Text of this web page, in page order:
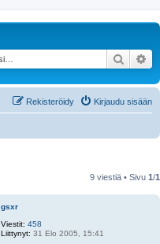
Etsi
Kirjaudu sisään
Rekisteröidy
9 viestiä • Sivu 1/1
gsxr
Viestit: 458
Liittynyt: 31 Elo 2005, 15:41